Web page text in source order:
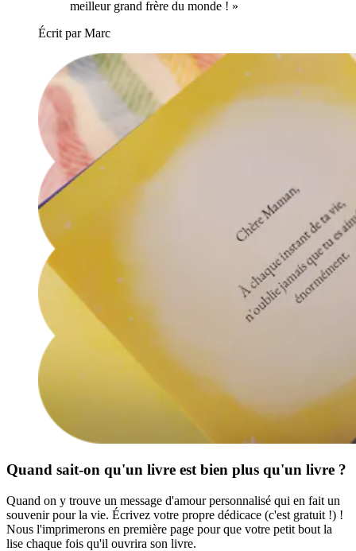
meilleur grand frère du monde ! »
Écrit par Marc
Quand sait-on qu'un livre est bien plus qu'un livre ?
Quand on y trouve un message d'amour personnalisé qui en fait un
souvenir pour la vie. Écrivez votre propre dédicace (c'est gratuit !) !
Nous l'imprimerons en première page pour que votre petit bout la
lise chaque fois qu'il ouvrira son livre.